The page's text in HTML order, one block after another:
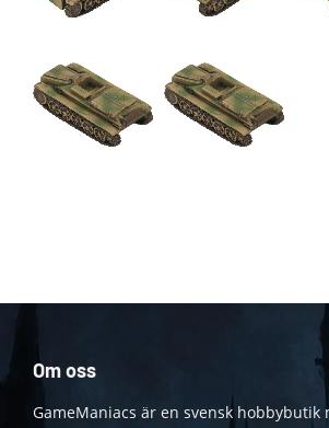
Om oss
GameManiacs är en svensk hobbybutik